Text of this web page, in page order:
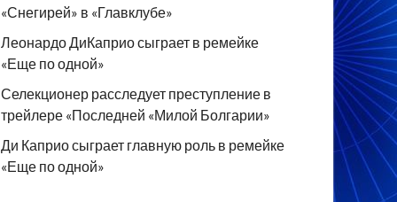
«Снегирей» в «Главклубе»
Леонардо ДиКаприо сыграет в ремейке
«Еще по одной»
Селекционер расследует преступление в
трейлере «Последней «Милой Болгарии»
Ди Каприо сыграет главную роль в ремейке
«Еще по одной»